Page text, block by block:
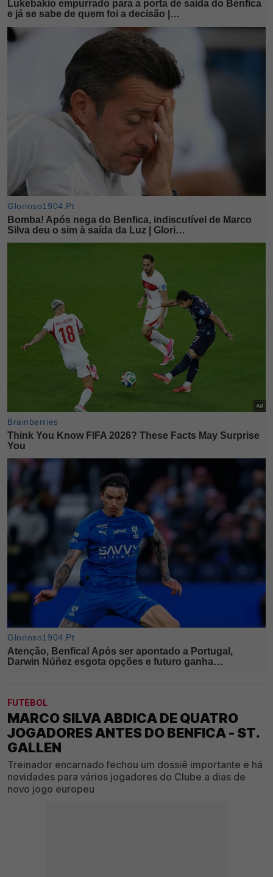
FUTEBOL
MARCO SILVA ABDICA DE QUATRO
JOGADORES ANTES DO BENFICA - ST.
GALLEN
Treinador encarnado fechou um dossiê importante e há
novidades para vários jogadores do Clube a dias de
novo jogo europeu